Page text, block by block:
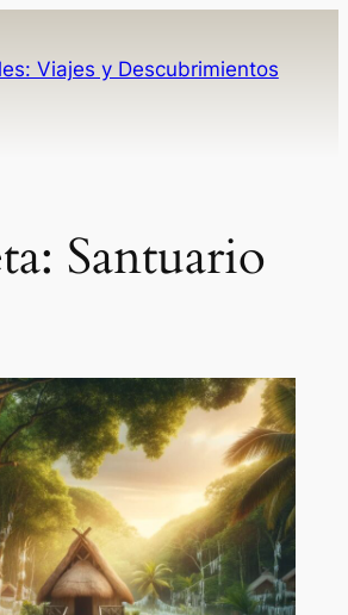
Viajes y Descubrimientos
Santuario